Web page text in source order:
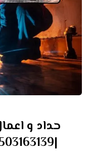
حداد و
|0503163139| حدادين ممتازين